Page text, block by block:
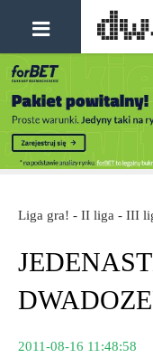
Liga gra! - II liga - III
2011-08-16 11:48:58